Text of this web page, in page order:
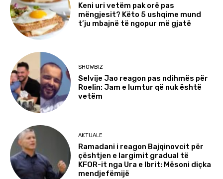
Keni uri vetëm pak orë pas
mëngjesit? Këto 5 ushqime mund
t’ju mbajnë të ngopur më gjatë
SHOWBIZ
Selvije Jao reagon pas ndihmës për
Roelin: Jam e lumtur që nuk është
vetëm
AKTUALE
Ramadani i reagon Bajqinovcit për
çështjen e largimit gradual të
KFOR-it nga Ura e Ibrit: Mësoni diçka
mendjefëmijë